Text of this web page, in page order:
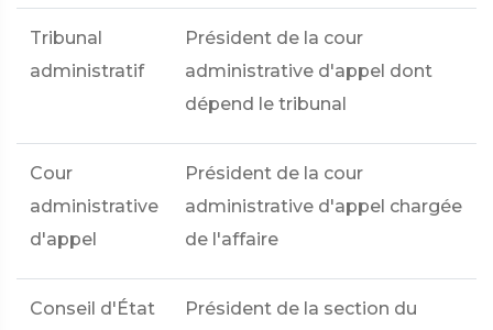
Tribunal
administratif
Président de la cour
administrative d'appel dont
dépend le tribunal
Cour
administrative
d'appel
Président de la cour
administrative d'appel chargée
de l'affaire
Conseil d'État
Président de la section du